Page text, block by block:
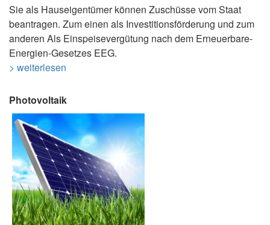
Sie als Hauseigentümer können Zuschüsse vom Staat
beantragen. Zum einen als Investitionsförderung und zum
anderen Als Einspeisevergütung nach dem Erneuerbare-
Energien-Gesetzes EEG.
> weiterlesen
Photovoltaik